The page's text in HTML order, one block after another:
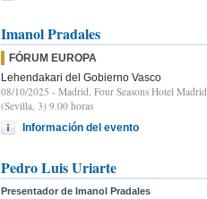
Imanol Pradales
FÓRUM EUROPA
Lehendakari del Gobierno Vasco
08/10/2025 - Madrid, Four Seasons Hotel Madrid
(Sevilla, 3) 9.00 horas
Información del evento
Pedro Luis Uriarte
Presentador de Imanol Pradales